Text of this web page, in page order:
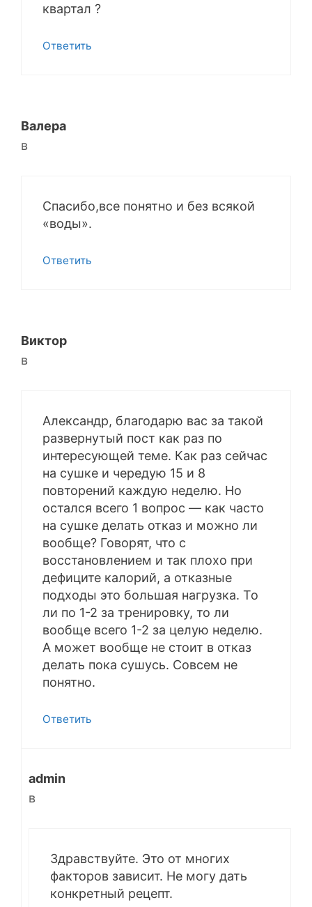
квартал ?
Ответить
Валера
в
Спасибо,все понятно и без всякой
«воды».
Ответить
Виктор
в
Александр, благодарю вас за такой
развернутый пост как раз по
интересующей теме. Как раз сейчас
на сушке и чередую 15 и 8
повторений каждую неделю. Но
остался всего 1 вопрос — как часто
на сушке делать отказ и можно ли
вообще? Говорят, что с
восстановлением и так плохо при
дефиците калорий, а отказные
подходы это большая нагрузка. То
ли по 1-2 за тренировку, то ли
вообще всего 1-2 за целую неделю.
А может вообще не стоит в отказ
делать пока сушусь. Совсем не
понятно.
Ответить
admin
в
Здравствуйте. Это от многих
факторов зависит. Не могу дать
конкретный рецепт.